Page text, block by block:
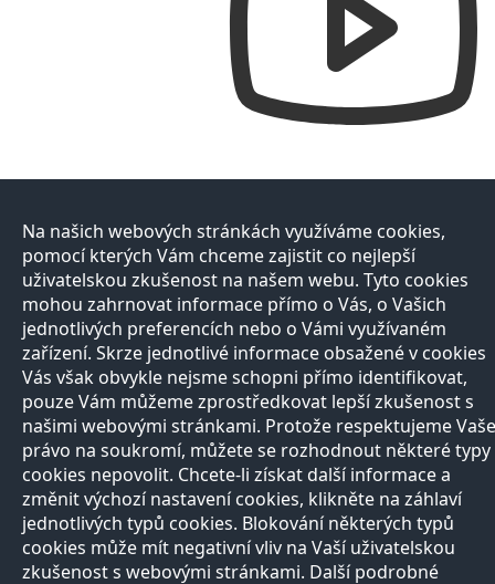
Na našich webových stránkách využíváme cookies,
pomocí kterých Vám chceme zajistit co nejlepší
uživatelskou zkušenost na našem webu. Tyto cookies
mohou zahrnovat informace přímo o Vás, o Vašich
jednotlivých preferencích nebo o Vámi využívaném
zařízení. Skrze jednotlivé informace obsažené v cookies
Vás však obvykle nejsme schopni přímo identifikovat,
pouze Vám můžeme zprostředkovat lepší zkušenost s
našimi webovými stránkami. Protože respektujeme Vaše
právo na soukromí, můžete se rozhodnout některé typy
cookies nepovolit. Chcete-li získat další informace a
změnit výchozí nastavení cookies, klikněte na záhlaví
jednotlivých typů cookies. Blokování některých typů
cookies může mít negativní vliv na Vaší uživatelskou
zkušenost s webovými stránkami. Další podrobné